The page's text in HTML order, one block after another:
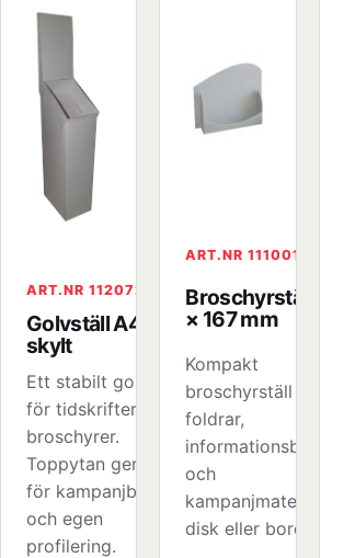
ART.NR 112072
Golvställ A4 med
skylt
Ett stabilt golvställ
för tidskrifter och
broschyrer.
Toppytan ger plats
för kampanjbudskap
och egen
profilering.
ART.NR 111001
Broschyrställ 230
× 167 mm
Kompakt
broschyrställ för
foldrar,
informationsblad
och
kampanjmaterial på
disk eller bord.